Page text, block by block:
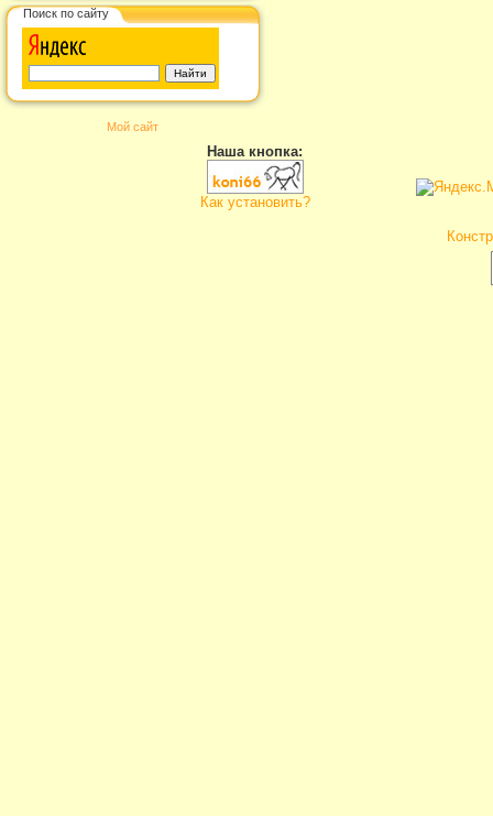
Поиск по сайту
Мой сайт
Наша кнопка:
Как установить?